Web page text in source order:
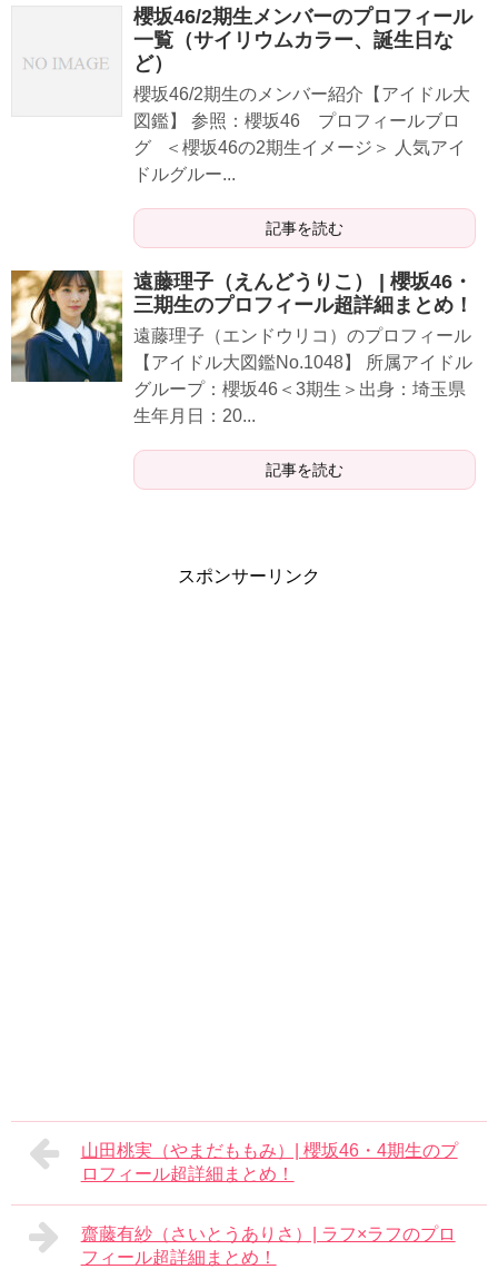
櫻坂46/2期生メンバーのプロフィール
一覧（サイリウムカラー、誕生日な
ど）
櫻坂46/2期生のメンバー紹介【アイドル大
図鑑】 参照：櫻坂46 プロフィールブロ
グ ＜櫻坂46の2期生イメージ＞ 人気アイ
ドルグルー...
記事を読む
遠藤理子（えんどうりこ） | 櫻坂46・
三期生のプロフィール超詳細まとめ！
遠藤理子（エンドウリコ）のプロフィール
【アイドル大図鑑No.1048】 所属アイドル
グループ：櫻坂46＜3期生＞出身：埼玉県
生年月日：20...
記事を読む
スポンサーリンク
山田桃実（やまだももみ）| 櫻坂46・4期生のプ
ロフィール超詳細まとめ！
齋藤有紗（さいとうありさ）| ラフ×ラフのプロ
フィール超詳細まとめ！